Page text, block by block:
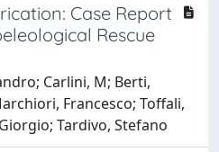
Case Report
Rescue
Carlini, M; Berti,
Francesco; Toffali,
Tardivo, Stefano